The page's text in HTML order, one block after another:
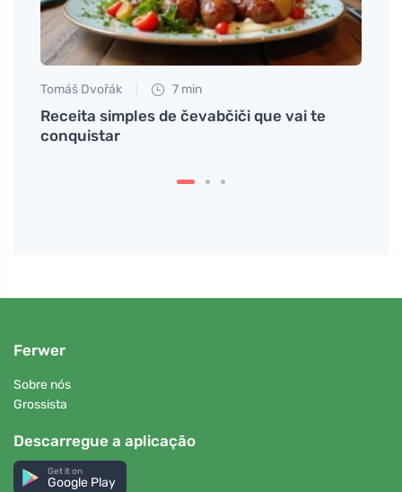
Tomáš Dvořák 7 min
Receita simples de čevabčiči que vai te
conquistar
Ferwer
Sobre nós
Grossista
Descarregue a aplicação
Get it on
Google Play